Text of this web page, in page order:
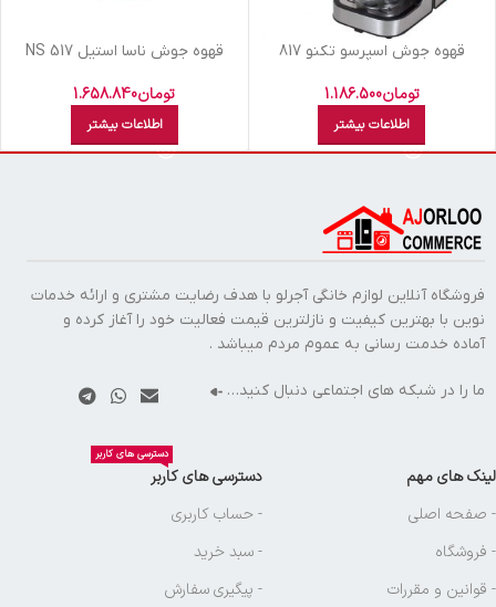
قهوه جوش اسپرسو تکنو 817
تومان1.186.500
اطلاعات بیشتر
قهوه جوش ناسا استيل NS 517
تومان1.658.840
اطلاعات بیشتر
فروشگاه آنلاین لوازم خانگی آجرلو با هدف رضایت مشتری و ارائه خدمات
نوین با بهترین کیفیت و نازلترین قیمت فعالیت خود را آغاز کرده و
آماده خدمت رسانی به عموم مردم میباشد .
ما را در شبکه های اجتماعی دنبال کنید…
لینک های مهم
- صفحه اصلی
- فروشگاه
- قوانین و مقررات
دسترسی های کاربر
دسترسی های کاربر
- حساب کاربری
- سبد خرید
- پیگیری سفارش